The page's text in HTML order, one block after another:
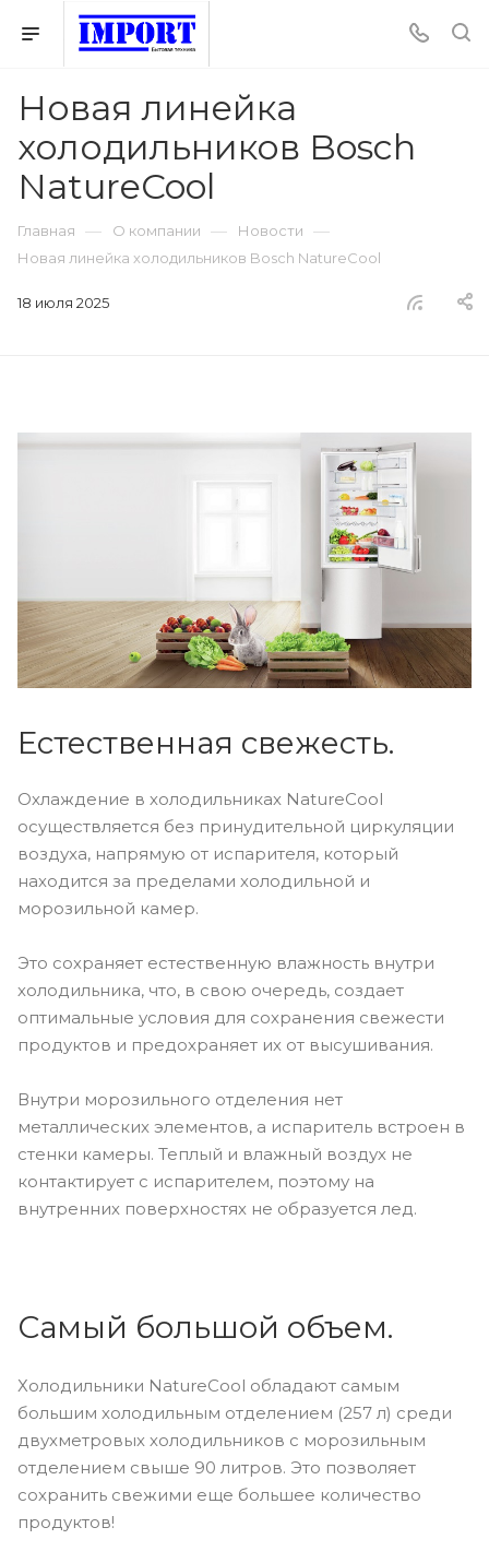
Новая линейка
холодильников Bosch
NatureCool
Главная — О компании — Новости —
Новая линейка холодильников Bosch NatureCool
18 июля 2025
Естественная свежесть.
Охлаждение в холодильниках NatureCool
осуществляется без принудительной циркуляции
воздуха, напрямую от испарителя, который
находится за пределами холодильной и
морозильной камер.
Это сохраняет естественную влажность внутри
холодильника, что, в свою очередь, создает
оптимальные условия для сохранения свежести
продуктов и предохраняет их от высушивания.
Внутри морозильного отделения нет
металлических элементов, а испаритель встроен в
стенки камеры. Теплый и влажный воздух не
контактирует с испарителем, поэтому на
внутренних поверхностях не образуется лед.
Самый большой объем.
Холодильники NatureCool обладают самым
большим холодильным отделением (257 л) среди
двухметровых холодильников с морозильным
отделением свыше 90 литров. Это позволяет
сохранить свежими еще большее количество
продуктов!